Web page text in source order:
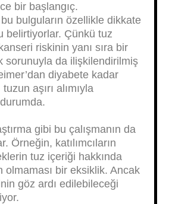
bir başlangıç.
bu bulguların özellikle dikkate
belirtiyorlar. Çünkü tuz
riskinin yanı sıra bir
sorunuyla da ilişkilendirilmiş
diyabete kadar
aşırı alımıyla
gibi bu çalışmanın da
Örneğin, katılımcıların
tuz içeriği hakkında
olmaması bir eksiklik. Ancak
göz ardı edilebileceği